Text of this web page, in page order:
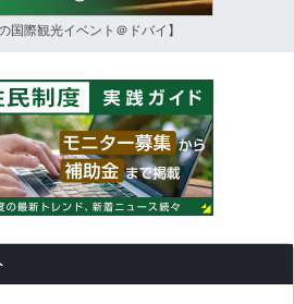
国際観光イベント＠ドバイ】